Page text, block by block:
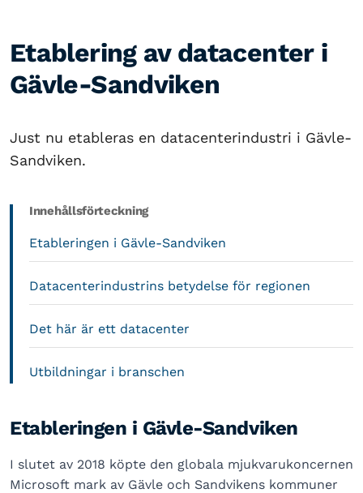
Etablering av datacenter i
Gävle-Sandviken
Just nu etableras en datacenterindustri i Gävle-
Sandviken.
Innehållsförteckning
Etableringen i Gävle-Sandviken
Datacenterindustrins betydelse för regionen
Det här är ett datacenter
Utbildningar i branschen
Etableringen i Gävle-Sandviken
I slutet av 2018 köpte den globala mjukvarukoncernen
Microsoft mark av Gävle och Sandvikens kommuner